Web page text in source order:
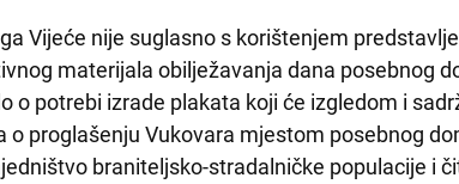
Vijeće nije suglasno s korištenjem
materijala obilježavanja dana posebnog
o potrebi izrade plakata koji će izgledom i
o proglašenju Vukovara mjestom posebnog
braniteljsko-stradalničke populacije i